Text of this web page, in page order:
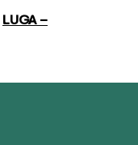
LUGA –